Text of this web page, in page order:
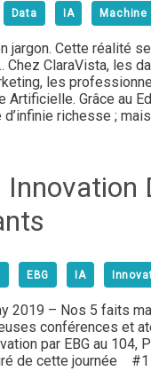
Data IA Machine
jargon. Cette réalité
ClaraVista, les
les
Artificielle. Grâce au
richesse ;
EBG IA
2019 – Nos 5 faits
conférences et
par EBG au
de cette journée #1